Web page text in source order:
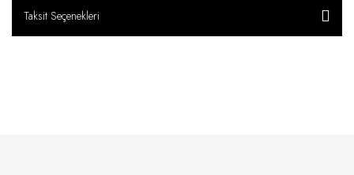
Taksit Seçenekleri